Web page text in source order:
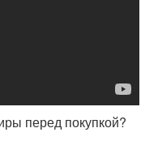
перед покупкой?